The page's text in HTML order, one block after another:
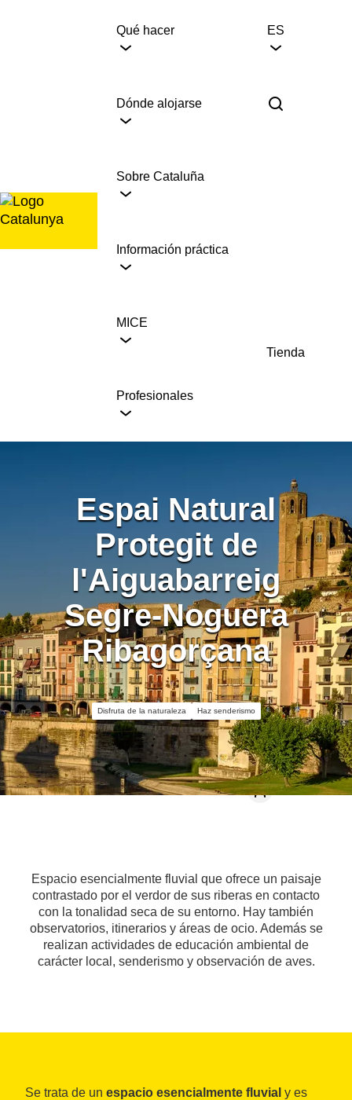
Qué hacer
Dónde alojarse
Sobre Cataluña
Información práctica
MICE
Profesionales
ES
Tienda
Espai Natural
Protegit de
l'Aiguabarreig
Segre-Noguera
Ribagorçana
Disfruta de la naturaleza Haz senderismo
Espacio esencialmente fluvial que ofrece un paisaje
contrastado por el verdor de sus riberas en contacto
con la tonalidad seca de su entorno. Hay también
observatorios, itinerarios y áreas de ocio. Además se
realizan actividades de educación ambiental de
carácter local, senderismo y observación de aves.
Se trata de un espacio esencialmente fluvial y es